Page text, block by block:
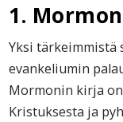
1.
Yksi tärkeimmistä
evankeliumin
Mormonin kirja
Kristuksesta ja